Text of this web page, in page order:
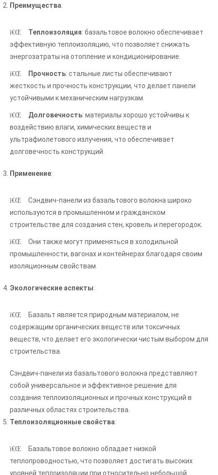
Преимущества:
Теплоизоляция: базальтовое волокно обеспечивает
эффективную теплоизоляцию, что позволяет снижать
энергозатраты на отопление и кондиционирование.
Прочность: стальные листы обеспечивают
жесткость и прочность конструкции, что делает панели
устойчивыми к механическим нагрузкам.
Долговечность: материалы хорошо устойчивы к
воздействию влаги, химических веществ и
ультрафиолетового излучения, что обеспечивает
долговечность конструкций.
Применение:
Сэндвич-панели из базальтового волокна широко
используются в промышленном и гражданском
строительстве для создания стен, кровель и перегородок.
Они также могут применяться в холодильной
промышленности, вагонах и контейнерах благодаря своим
изоляционным свойствам.
Экологические аспекты:
Базальт является природным материалом, не
содержащим органических веществ или токсичных
веществ, что делает его экологически чистым выбором для
строительства.
Сэндвич-панели из базальтового волокна представляют
собой универсальное и эффективное решение для
создания теплоизоляционных и прочных конструкций в
различных областях строительства.
Теплоизоляционные свойства:
Базальтовое волокно обладает низкой
теплопроводностью, что позволяет достигать высоких
уровней теплоизоляции при относительно небольшой